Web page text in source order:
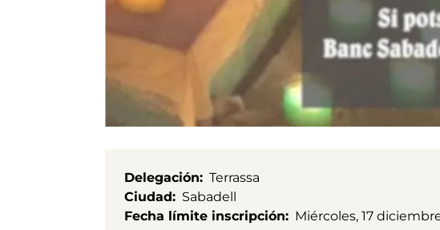
Delegación
Terrassa
Ciudad
Sabadell
Fecha límite inscripción
Miércoles, 17